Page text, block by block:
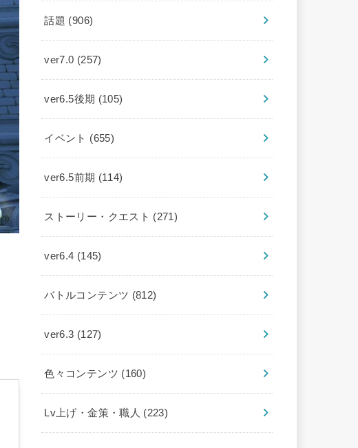
話題 (906)
ver7.0 (257)
ver6.5後期 (105)
イベント (655)
ver6.5前期 (114)
ストーリー・クエスト (271)
ver6.4 (145)
バトルコンテンツ (812)
ver6.3 (127)
色々コンテンツ (160)
Lv上げ・金策・職人 (223)